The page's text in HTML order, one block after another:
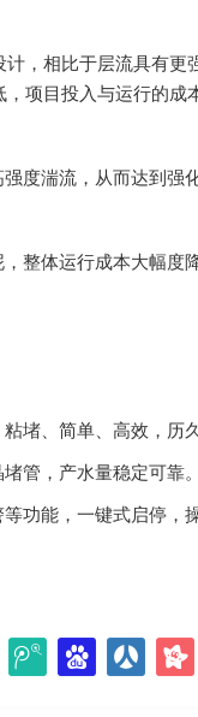
，相比于层流具有
项目投入与运行的成
度湍流，从而达到强
整体运行成本大幅度降
堵、简单、高效，历久
管，产水量稳定可靠。
功能，一键式启停，